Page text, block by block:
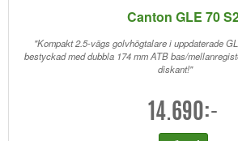
Canton GLE 70
"Kompakt 2.5-vägs golvhögtalare i uppdaterade
bestyckad med dubbla 174 mm ATB bas/
diskant!"
14.690:-